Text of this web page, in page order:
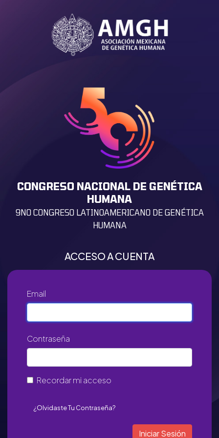
CONGRESO NACIONAL DE GENÉTICA
HUMANA
9NO CONGRESO LATINOAMERICANO DE GENÉTICA
HUMANA
ACCESO A CUENTA
Email
Contraseña
Recordar mi acceso
¿Olvidaste Tu Contraseña?
Iniciar Sesión